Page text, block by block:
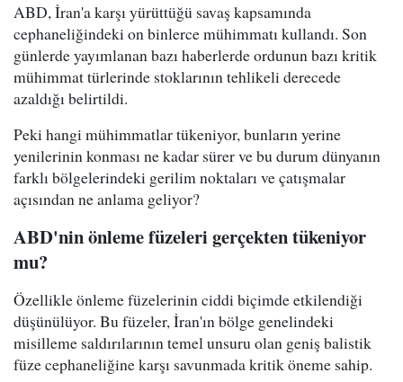
ABD, İran'a karşı yürüttüğü savaş kapsamında
cephaneliğindeki on binlerce mühimmatı kullandı. Son
günlerde yayımlanan bazı haberlerde ordunun bazı kritik
mühimmat türlerinde stoklarının tehlikeli derecede
azaldığı belirtildi.
Peki hangi mühimmatlar tükeniyor, bunların yerine
yenilerinin konması ne kadar sürer ve bu durum dünyanın
farklı bölgelerindeki gerilim noktaları ve çatışmalar
açısından ne anlama geliyor?
ABD'nin önleme füzeleri gerçekten tükeniyor
mu?
Özellikle önleme füzelerinin ciddi biçimde etkilendiği
düşünülüyor. Bu füzeler, İran'ın bölge genelindeki
misilleme saldırılarının temel unsuru olan geniş balistik
füze cephaneliğine karşı savunmada kritik öneme sahip.